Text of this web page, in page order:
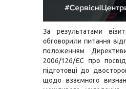
За результатами
обговорили питання
положенням
2006/126/ЄС про
підготовці до
щодо взаємного